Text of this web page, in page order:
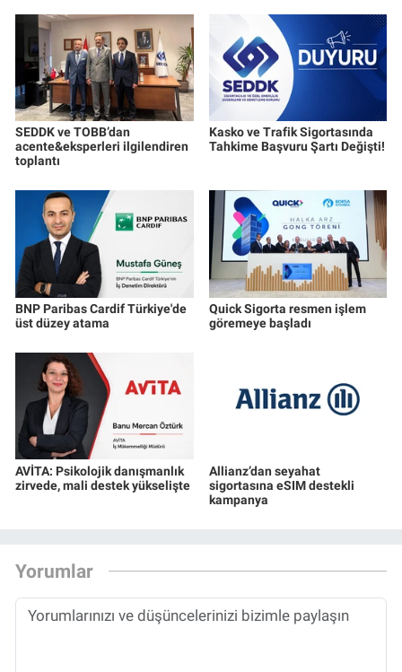
SEDDK ve TOBB’dan
acente&eksperleri ilgilendiren
toplantı
Kasko ve Trafik Sigortasında
Tahkime Başvuru Şartı Değişti!
BNP Paribas Cardif Türkiye'de
üst düzey atama
Quick Sigorta resmen işlem
göremeye başladı
AVİTA: Psikolojik danışmanlık
zirvede, mali destek yükselişte
Allianz’dan seyahat
sigortasına eSIM destekli
kampanya
Yorumlar